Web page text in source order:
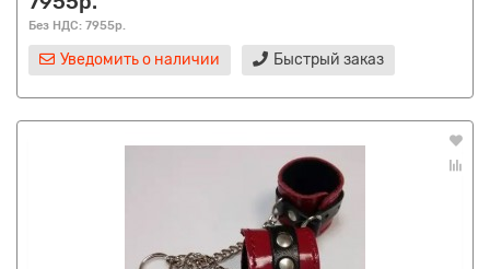
Без НДС: 7955р.
Уведомить о наличии Быстрый заказ